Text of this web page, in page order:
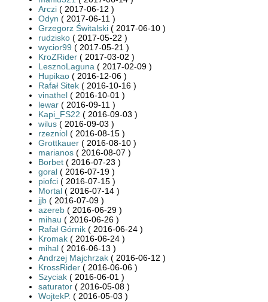
Arczi ( 2017-06-12 )
Odyn ( 2017-06-11 )
Grzegorz Świtalski ( 2017-06-10 )
rudzisko ( 2017-05-22 )
wycior99 ( 2017-05-21 )
KroZRider ( 2017-03-02 )
LesznoLaguna ( 2017-02-09 )
Hupikao ( 2016-12-06 )
Rafał Sitek ( 2016-10-16 )
vinathel ( 2016-10-01 )
lewar ( 2016-09-11 )
Kapi_FS22 ( 2016-09-03 )
wilus ( 2016-09-03 )
rzezniol ( 2016-08-15 )
Grottkauer ( 2016-08-10 )
marianos ( 2016-08-07 )
Borbet ( 2016-07-23 )
goral ( 2016-07-19 )
piofci ( 2016-07-15 )
Mortal ( 2016-07-14 )
jjb ( 2016-07-09 )
azereb ( 2016-06-29 )
mihau ( 2016-06-26 )
Rafał Górnik ( 2016-06-24 )
Kromak ( 2016-06-24 )
mihal ( 2016-06-13 )
Andrzej Majchrzak ( 2016-06-12 )
KrossRider ( 2016-06-06 )
Szyciak ( 2016-06-01 )
saturator ( 2016-05-08 )
WojtekP. ( 2016-05-03 )